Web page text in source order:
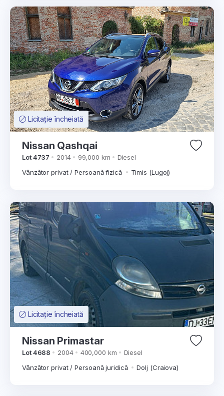
Licitație încheiată
Nissan Qashqai
Lot 4737 2014 99,000 km
Diesel
Vânzător privat / Persoană fizică
Timis (Lugoj)
Licitație încheiată
Nissan Primastar
Lot 4688 2004 400,000 km
Diesel
Vânzător privat / Persoană juridică
Dolj (Craiova)